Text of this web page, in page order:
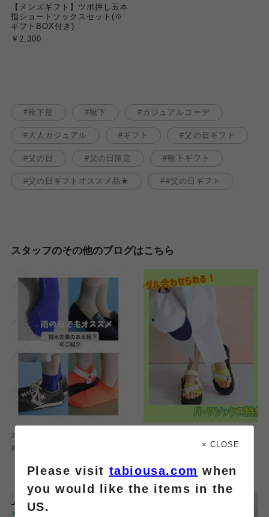
【メンズギフト】ツボ押し五本
指ショートソックスセット(※
ギフトBOX付き)
￥2,300
靴下屋 靴下 カジュアルコーデ
大人カジュアル ギフト 父の日ギフト
父の日 父の日限定 靴下ギフト
父の日ギフトオススメ品★ #父の日ギフト
スタッフのその他のブログはこちら
2026.08.05
撥水効果
サンダルに合わせられるパーツソ
× CLOSE
Please visit tabiousa.com when
you would like the items in the
US.